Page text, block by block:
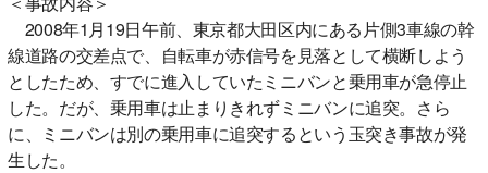
2008年1月19日午前、東京都大田区内にある片側3車線の幹
線道路の交差点で、自転車が赤信号を見落として横断しよう
としたため、すでに進入していたミニバンと乗用車が急停止
した。だが、乗用車は止まりきれずミニバンに追突。さら
に、ミニバンは別の乗用車に追突するという玉突き事故が発
生した。